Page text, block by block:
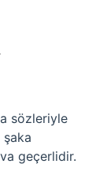
sözleriyle
şaka
geçerlidir.